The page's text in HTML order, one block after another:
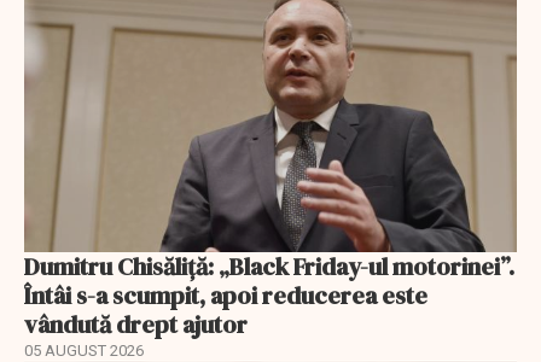
Dumitru Chisăliță: „Black Friday-ul motorinei”.
Întâi s-a scumpit, apoi reducerea este
vândută drept ajutor
05 AUGUST 2026